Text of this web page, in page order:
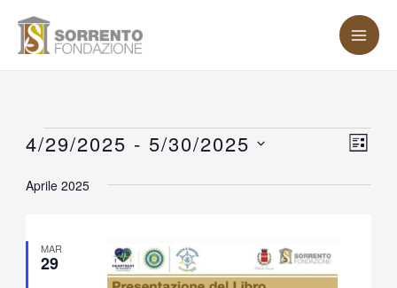
Eventi LISTA
4/29/2025 - 5/30/2025
la
Aprile 2025
MAR
29